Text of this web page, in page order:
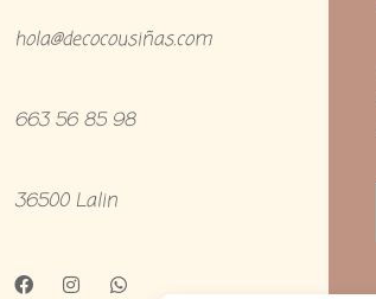
hola@decocousiñas.com
663 56 85 98
36500 Lalin